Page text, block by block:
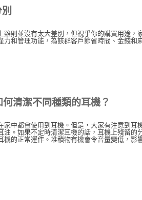
則並沒有太大差別，但視乎你的購買用途，
功能，為該群客戶節省時間、金錢和麻煩。 價錢 安
清潔不同種類的耳機？
中都會使用到耳機。但是，大家有注意到耳
。如果不定時清潔耳機的話，耳機上殘留的
的正常運作。堆積物有機會令音量變低，影